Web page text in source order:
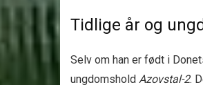
Tidlige år og
Selv om han er født i
ungdomshold Azovstal-2.